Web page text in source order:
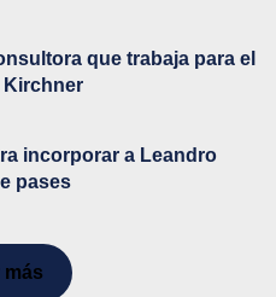
que trabaja para el
Kirchner
incorporar a Leandro
pases
más